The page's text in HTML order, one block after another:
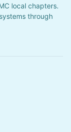
local chapters.
through